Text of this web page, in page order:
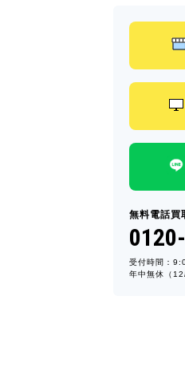
無料電話買
受付時間：
年中無休（